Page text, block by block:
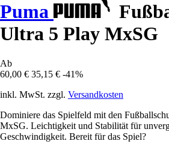
Puma
Ultra 5 Play MxSG
Ab
60,00 € 35,15 € -41%
inkl. MwSt. zzgl. Versandkosten
Dominiere das Spielfeld mit den
MxSG. Leichtigkeit und Stabilität für
Geschwindigkeit. Bereit für das Spiel?